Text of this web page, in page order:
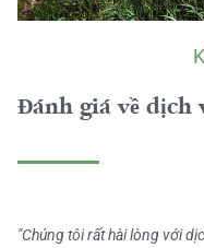
Đánh giá về dịch
"Chúng tôi rất hài lòng với